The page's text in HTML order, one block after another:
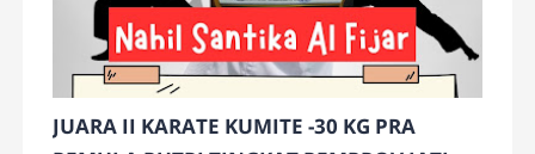
JUARA II KARATE KUMITE -30 KG PRA